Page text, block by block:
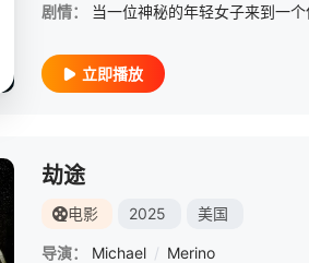
剧情：
立即播放
劫途
电影 2025 美国
导演： Michael / Merino